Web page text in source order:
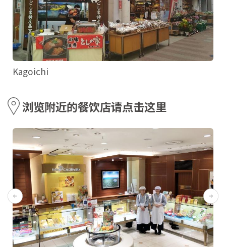
Kagoichi
浏览附近的餐饮店请点击这里